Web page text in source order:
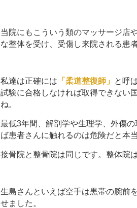
当院にもこういう類のマッサージ店
な整体を受け、受傷し来院される患
私達は正確には 「柔道整復師」 と呼
試験に合格しなければ取得できない
ね。
最低3年間、解剖学や生理学、外傷
ば患者さんに触れるのは危険だと本
接骨院と整骨院は同じです。整体院
生島さんといえば空手は黒帯の腕前
せました。